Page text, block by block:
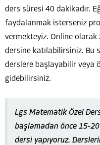
ders süresi 40 dakikadır.
faydalanmak isterseniz
vermekteyiz. Online olarak
dersine katılabilirsiniz. Bu
derslere başlayabilir veya
gidebilirsiniz.
Lgs Matematik Özel
başlamadan önce 15-
dersi yapıyoruz.